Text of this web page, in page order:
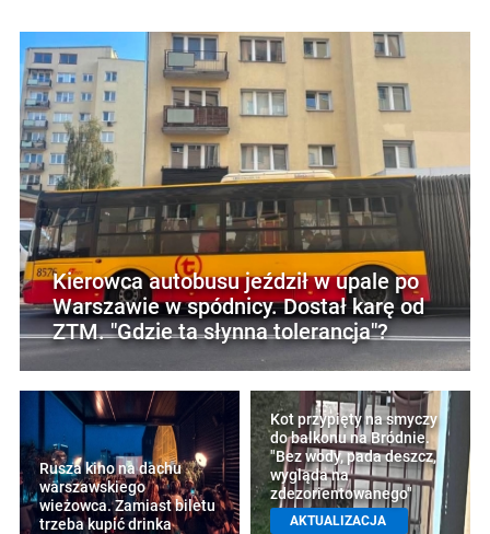
Kierowca autobusu jeździł w upale po
Warszawie w spódnicy. Dostał karę od
ZTM. "Gdzie ta słynna tolerancja"?
Rusza kino na dachu
warszawskiego
wieżowca. Zamiast biletu
trzeba kupić drinka
Kot przypięty na smyczy
do balkonu na Bródnie.
"Bez wody, pada deszcz,
wygląda na
zdezorientowanego"
AKTUALIZACJA